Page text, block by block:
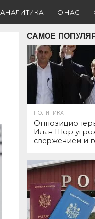
АНАЛИТИКА О НАС
САМОЕ
ПОЛИТИКА
Илан Шор
свержением и